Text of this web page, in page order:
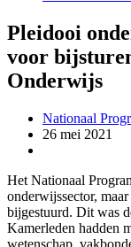
Pleidooi
voor
Onderwijs
Nationaal
26 mei 2021
Het Nationaal
onderwijssector,
bijgestuurd. Dit was
Kamerleden hadden
wetenschap,